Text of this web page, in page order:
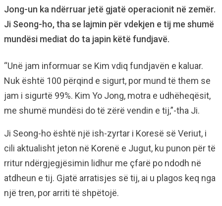
Jong-un ka ndërruar jetë gjatë operacionit në zemër.
Ji Seong-ho, tha se lajmin për vdekjen e tij me shumë
mundësi mediat do ta japin këtë fundjavë.
“Unë jam informuar se Kim vdiq fundjavën e kaluar.
Nuk është 100 përqind e sigurt, por mund të them se
jam i sigurtë 99%. Kim Yo Jong, motra e udhëheqësit,
me shumë mundësi do të zërë vendin e tij,”-tha Ji.
Ji Seong-ho është një ish-zyrtar i Koresë së Veriut, i
cili aktualisht jeton në Korenë e Jugut, ku punon për të
rritur ndërgjegjësimin lidhur me çfarë po ndodh në
atdheun e tij. Gjatë arratisjes së tij, ai u plagos keq nga
një tren, por arriti të shpëtojë.